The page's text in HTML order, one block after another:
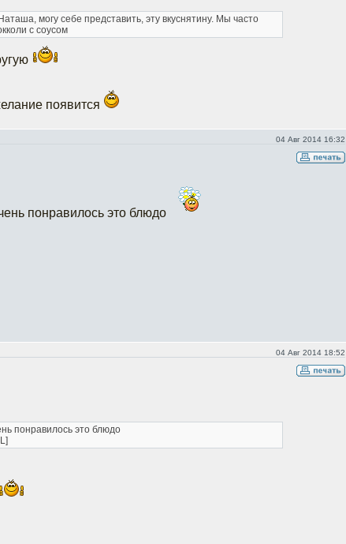
могу себе представить, эту вкуснятину. Мы часто
с соусом
появится
04 Авг 2014 16:32
понравилось это блюдо
04 Авг 2014 18:52
понравилось это блюдо